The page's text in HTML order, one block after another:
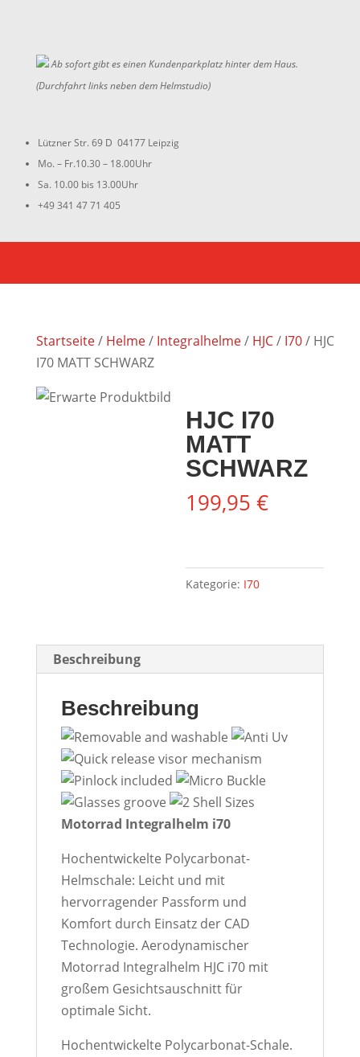
Ab sofort gibt es einen Kundenparkplatz hinter dem Haus.
(Durchfahrt links neben dem Helmstudio)
Lützner Str. 69 D 04177 Leipzig
Mo. – Fr.10.30 – 18.00Uhr
Sa. 10.00 bis 13.00Uhr
+49 341 47 71 405
Startseite/ Helme/ Integralhelme/ HJC/ I70/ HJC
I70 MATT SCHWARZ
HJC I70
MATT
SCHWARZ
199,95€
Kategorie: I70
Beschreibung
Beschreibung
Motorrad Integralhelm i70
Hochentwickelte Polycarbonat-
Helmschale: Leicht und mit
hervorragender Passform und
Komfort durch Einsatz der CAD
Technologie. Aerodynamischer
Motorrad Integralhelm HJC i70 mit
großem Gesichtsauschnitt für
optimale Sicht.
Hochentwickelte Polycarbonat-Schale.